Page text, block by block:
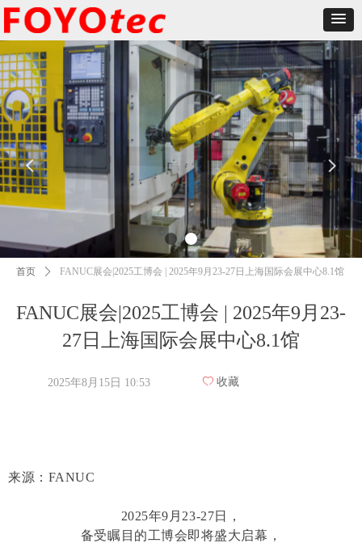
넳 넲
FANUC展会|2025工博会 | 2025年9月23-
27日上海国际会展中心8.1馆
首页 ꄲ FANUC展会|2025工博会 | 2025年9月23-27日上海国际会展中心8.1馆
来源：FANUC
2025年9月23-27日，
备受瞩目的工博会即将盛大启幕，
2025年8月15日 10:53 ꄀ 收藏